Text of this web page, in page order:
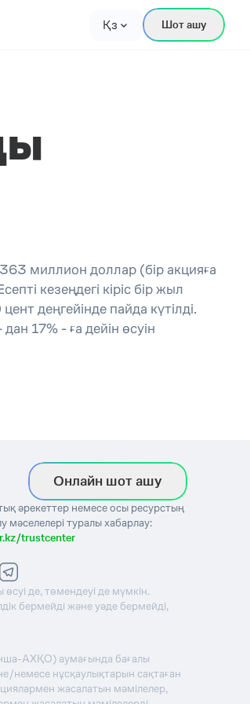
Қз Шот ашу
миллион доллар (бір акцияға
кезеңдегі кіріс бір жыл
деңгейінде пайда күтілді.
17% - ға дейін өсуін
Онлайн шот ашу
әрекеттер немесе осы ресурстың
мәселелері туралы хабарлау:
trustcenter
де, төмендеуі де мүмкін.
бермейді және уәде бермейді,
АХҚО) аумағында бағалы
немесе нұсқаулықтарын сақтаған
жасалатын мәмілелер,